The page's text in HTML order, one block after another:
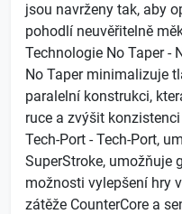
jsou navrženy tak, aby
pohodlí neuvěřitelně
Technologie No Taper -
No Taper minimalizuje
paralelní konstrukci,
ruce a zvýšit
Tech-Port - Tech-Port,
SuperStroke, umožňuje
možnosti vylepšení hry
zátěže CounterCore a